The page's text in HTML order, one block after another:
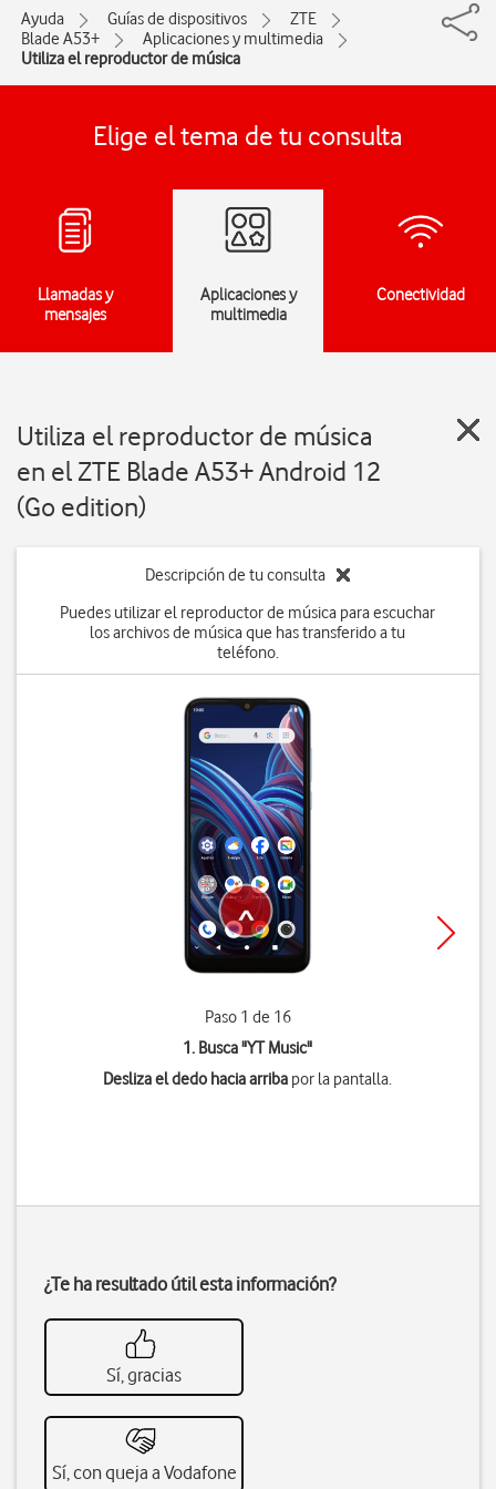
Ayuda Guías de dispositivos
ZTE
Blade A53+
Aplicaciones y multimedia
Utiliza el reproductor de música
Elige el tema de tu consulta
Llamadas y
mensajes
Aplicaciones y
multimedia
Conectividad
Utiliza el reproductor de música
en el ZTE Blade A53+ Android 12
(Go edition)
Descripción de tu consulta
Puedes utilizar el reproductor de música para escuchar
los archivos de música que has transferido a tu
teléfono.
Paso 1 de 16
1. Busca "YT Music"
Desliza el dedo hacia arriba por la pantalla.
¿Te ha resultado útil esta información?
Sí, gracias
Sí, con queja a Vodafone